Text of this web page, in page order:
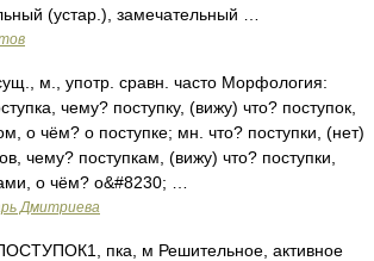
(устар.), замечательный …
м., употр. сравн. часто Морфология:
чему? поступку, (вижу) что? поступок,
о чём? о поступке; мн. что? поступки, (нет)
чему? поступкам, (вижу) что? поступки,
о чём? о&#8230; …
Дмитриева
пка, м Решительное, активное